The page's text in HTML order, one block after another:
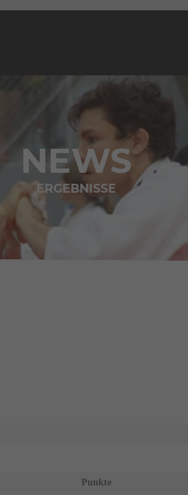
NEWS
ERGEBNISSE
Punkte